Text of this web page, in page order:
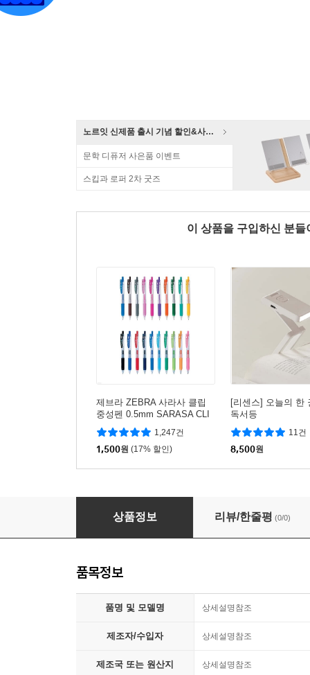
노르잇 신제품 출시 기념 할인&사은품 증정!
문학 디퓨저 사은품 이벤트
스킵과 로퍼 2차 굿즈
이 상품을 구입하신 분
제브라 ZEBRA 사라사 클립
중성펜 0.5mm SARASA CLI
P
1,247건
1,500원 (17% 할인)
[리센스] 오늘의 한
독서등
11건
8,500원
아이코닉 솔리튜드 B6 필사 모눈노트
상품정보 리뷰/한줄평 (0/0)
품목정보
품명 및 모델명 상세설명참조
제조자/수입자 상세설명참조
제조국 또는 원산지 상세설명참조